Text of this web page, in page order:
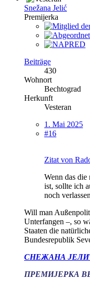
Snežana Jelić
Premijerka
Beiträge
430
Wohnort
Bechtograd
Herkunft
Vesteran
1. Mai 2025
#16
Zitat von
Wenn das
ist, sollte ich
noch
Will man
Unterfangen –, so
Staaten die
Bundesrepublik
СНЕЖАНА
ПРЕМИЈЕРКА